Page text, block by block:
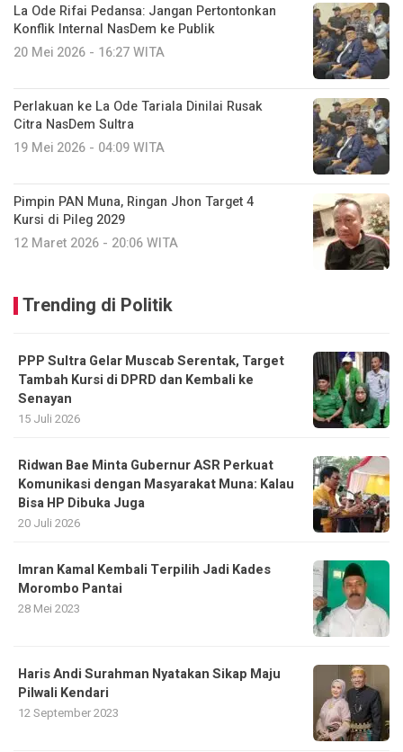
La Ode Rifai Pedansa: Jangan Pertontonkan
Konflik Internal NasDem ke Publik
20 Mei 2026 - 16:27 WITA
Perlakuan ke La Ode Tariala Dinilai Rusak
Citra NasDem Sultra
19 Mei 2026 - 04:09 WITA
Pimpin PAN Muna, Ringan Jhon Target 4
Kursi di Pileg 2029
12 Maret 2026 - 20:06 WITA
Trending di Politik
PPP Sultra Gelar Muscab Serentak, Target
Tambah Kursi di DPRD dan Kembali ke
Senayan
15 Juli 2026
Ridwan Bae Minta Gubernur ASR Perkuat
Komunikasi dengan Masyarakat Muna: Kalau
Bisa HP Dibuka Juga
20 Juli 2026
Imran Kamal Kembali Terpilih Jadi Kades
Morombo Pantai
28 Mei 2023
Haris Andi Surahman Nyatakan Sikap Maju
Pilwali Kendari
12 September 2023